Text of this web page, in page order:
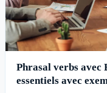
Phrasal verbs avec
essentiels avec